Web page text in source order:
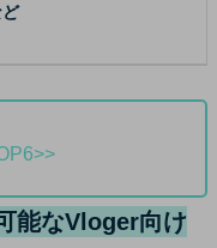
能なVloger向け